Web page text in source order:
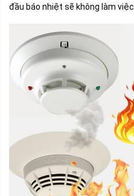
đầu báo nhiệt sẽ không làm việc.